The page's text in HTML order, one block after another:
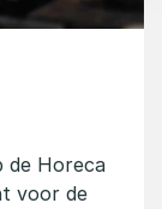
de Horeca
voor de